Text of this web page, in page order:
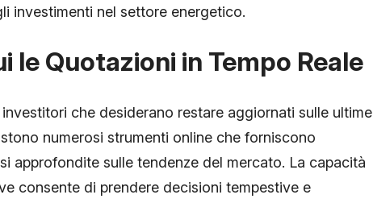
investimenti nel settore energetico.
le Quotazioni in Tempo Reale
che desiderano restare aggiornati sulle ultime
numerosi strumenti online che forniscono
approfondite sulle tendenze del mercato. La capacità
consente di prendere decisioni tempestive e